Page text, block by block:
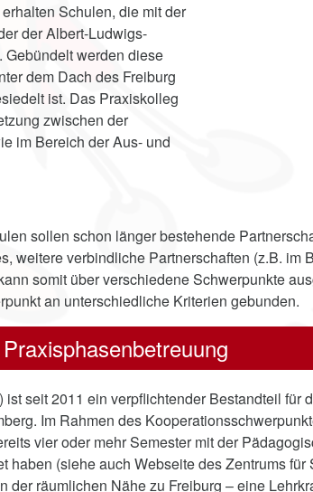
Schulen, die mit der
der Albert-Ludwigs-
Gebündelt werden diese
dem Dach des Freiburg
ist. Das Praxiskolleg
zwischen der
im Bereich der Aus- und
sollen schon länger bestehende
weitere verbindliche Partnerschaften (z.B.
somit über verschiedene Schwerpunkte
an unterschiedliche Kriterien gebunden.
ist seit 2011 ein verpflichtender Bestandteil
Im Rahmen des
vier oder mehr Semester mit der
haben (siehe auch Webseite des Zentrums
der räumlichen Nähe zu Freiburg – eine